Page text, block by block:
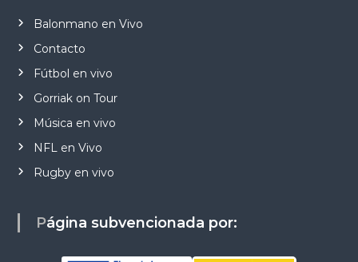
Balonmano en Vivo
Contacto
Fútbol en vivo
Gorriak on Tour
Música en vivo
NFL en Vivo
Rugby en vivo
Página subvencionada por: